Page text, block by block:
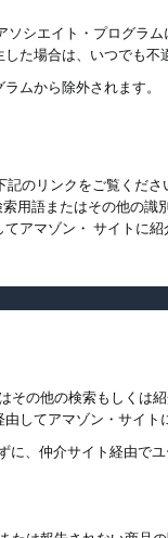
シエイト・プログラ
た場合は、いつでも不
ムから除外されます。
のリンクをご覧くだ
用語またはその他の識
アマゾン・ サイトに紹
の他の検索もしくは
してアマゾン・サイト
、仲介サイト経由で